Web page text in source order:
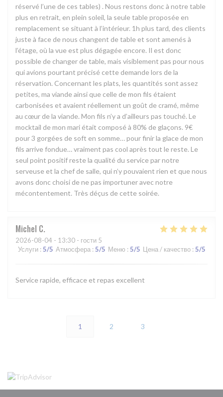
réservé l’une de ces tables) . Nous restons donc à notre table
plus en retrait, en plein soleil, la seule table proposée en
remplacement se situant à l’intérieur. 1h plus tard, des clients
juste à face de nous changent de table et sont amenés à
l’étage, où la vue est plus dégagée encore. Il est donc
possible de changer de table, mais visiblement pas pour nous
qui avions pourtant précisé cette demande lors de la
réservation. Concernant les plats, les quantités sont assez
petites, ma viande ainsi que celle de mon fils étaient
carbonisées et avaient réellement un goût de cramé, même
au cœur de la viande. Mon fils n’y a d’ailleurs pas touché. Le
mocktail de mon mari était composé à 80% de glaçons. 9€
pour 3 gorgées de soft en somme… pour finir la glace de mon
fils arrive fondue… vraiment pas cool après tout le reste. Le
seul point positif reste la qualité du service par notre
serveuse et la chef de salle, qui n’y pouvaient rien et que nous
avons donc choisi de ne pas importuner avec notre
mécontentement. Très déçus de cette soirée.
Michel C
2026-08-04 - 13:30 - гости 5
Услуги : 5/5 Атмосфера : 5/5 Меню : 5/5 Цена / качество : 5/5
Service rapide, efficace et repas excellent
1 2 3